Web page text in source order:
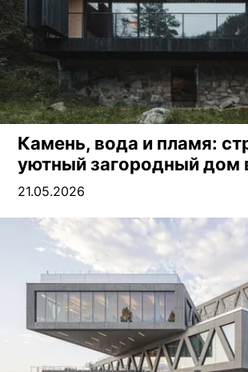
Камень, вода и пламя:
уютный загородный дом
21.05.2026